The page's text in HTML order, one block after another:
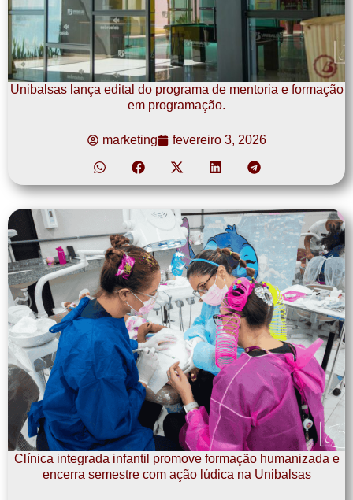
Unibalsas lança edital do programa de mentoria e formação
em programação.
marketing fevereiro 3, 2026
Clínica integrada infantil promove formação humanizada e
encerra semestre com ação lúdica na Unibalsas